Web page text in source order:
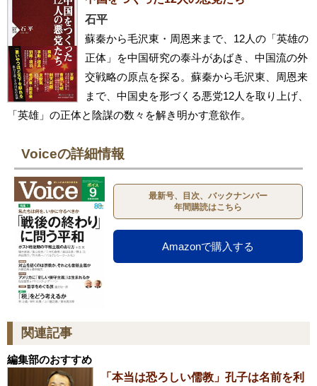
石平
蘇秦から毛沢東・周恩来まで、12人の「英雄の
正体」を中国研究の泰斗があばき、中国流の外
交戦略の原点を探る。蘇秦から毛沢東、周恩来
まで、中国史を形づくる悪党12人を取り上げ、
「英雄」の正体と陰謀の数々を解き明かす意欲作。
Voiceの詳細情報
最新号、目次、バックナンバー
年間購読はこちら
Amazonで購入する
関連記事
編集部のおすすめ
「本当は恐ろしい儒教」孔子は名前を利